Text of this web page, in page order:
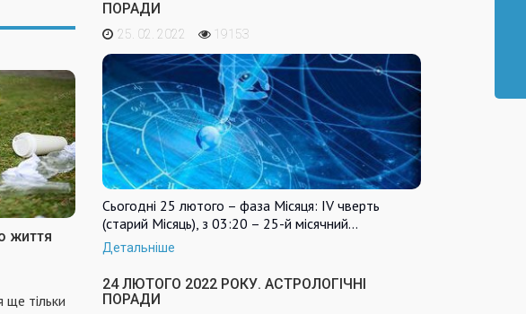
життя
ще тільки
ПОРАДИ
25. 02. 2022 19153
Сьогодні 25 лютого – фаза Місяця: IV чверть
(старий Місяць), з 03:20 – 25-й місячний…
Детальніше
24 ЛЮТОГО 2022 РОКУ. АСТРОЛОГІЧНІ
ПОРАДИ